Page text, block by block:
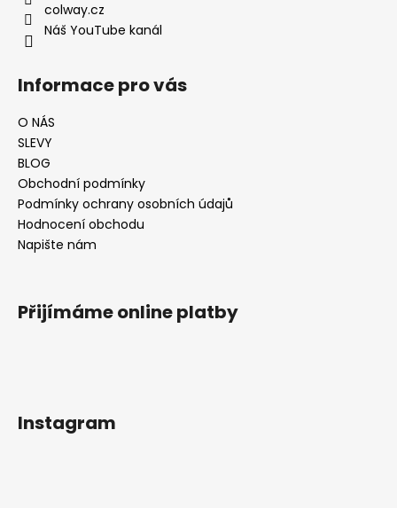
colway.cz
Náš YouTube kanál
Informace pro vás
O NÁS
SLEVY
BLOG
Obchodní podmínky
Podmínky ochrany osobních údajů
Hodnocení obchodu
Napište nám
Přijímáme online platby
Instagram